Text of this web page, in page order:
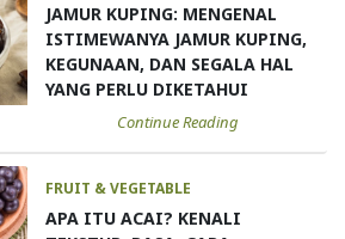
JAMUR KUPING: MENGENAL
ISTIMEWANYA JAMUR KUPING,
KEGUNAAN, DAN SEGALA HAL
YANG PERLU DIKETAHUI
Continue Reading
FRUIT & VEGETABLE
APA ITU ACAI? KENALI